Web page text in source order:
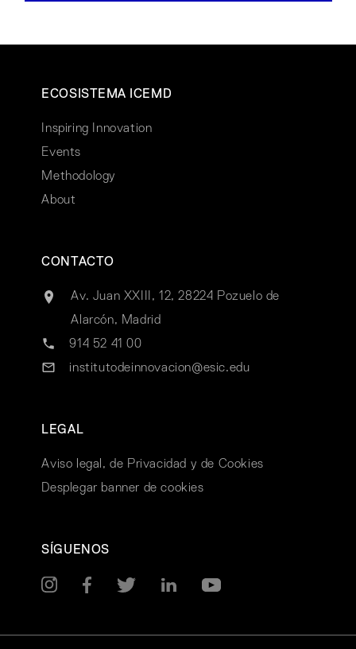
ECOSISTEMA ICEMD
Inspiring Innovation
Events
Methodology
About
CONTACTO
Av. Juan XXIII, 12, 28224 Pozuelo de
Alarcón, Madrid
914 52 41 00
institutodeinnovacion@esic.edu
LEGAL
Aviso legal, de Privacidad y de Cookies
Desplegar banner de cookies
SÍGUENOS